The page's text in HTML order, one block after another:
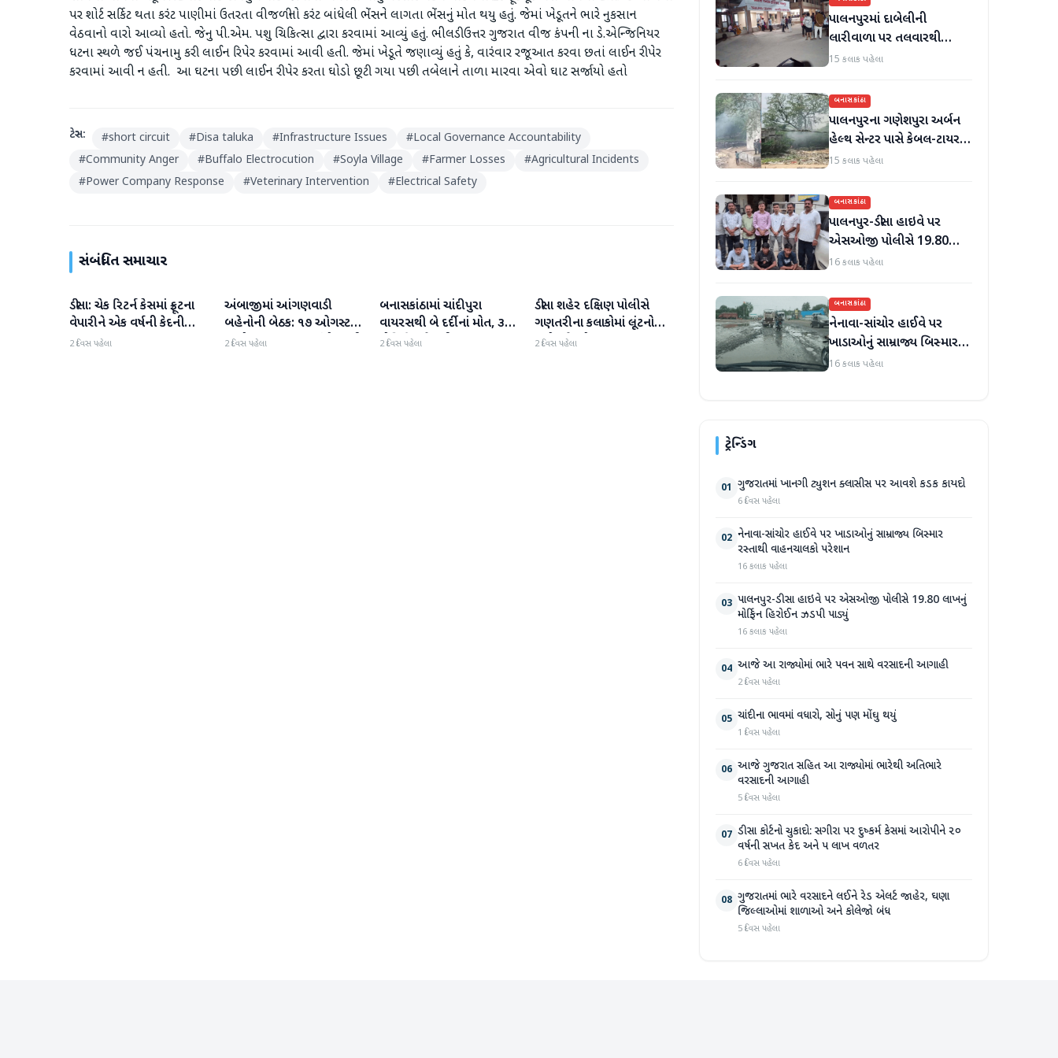
પર શોર્ટ સર્કિટ થતા કરંટ પાણીમાં ઉતરતા વીજળીનો કરંટ બાંધેલી ભેંસને લાગતા ભેંસનું મોત થયુ હતું. જેમાં ખેડૂતને ભારે નુકસાન
વેઠવાનો વારો આવ્યો હતો. જેનુ પી.એમ. પશુ ચિકિત્સા દ્વારા કરવામાં આવ્યું હતું. ભીલડી ઉત્તર ગુજરાત વીજ કંપની ના ડે.એન્જિનિયર
ધટના સ્થળે જઈ પંચનામુ કરી લાઈન રિપેર કરવામાં આવી હતી. જેમાં ખેડૂતે જણાવ્યું હતું કે, વારંવાર રજૂઆત કરવા છતાં લાઈન રીપેર
કરવામાં આવી ન હતી. આ ઘટના પછી લાઈન રીપેર કરતા ઘોડો છૂટી ગયા પછી તબેલાને તાળા મારવા એવો ઘાટ સર્જાયો હતો
ટેગ્સ: #short circuit #Disa taluka #Infrastructure Issues #Local Governance Accountability
#Community Anger #Buffalo Electrocution #Soyla Village #Farmer Losses #Agricultural Incidents
#Power Company Response #Veterinary Intervention #Electrical Safety
સંબંધિત સમાચાર
બનાસકાંઠા
ડીસા: ચેક રિટર્ન કેસમાં ફ્રૂટના
વેપારીને એક વર્ષની કેદની
સજા
2 દિવસ પહેલા
બનાસકાંઠા
અંબાજીમાં આંગણવાડી
બહેનોની બેઠક: ૧૭ ઓગસ્ટથી
અચોક્કસ મુદતના આંદોલનની
2 દિવસ પહેલા
બનાસકાંઠા
બનાસકાંઠામાં ચાંદીપુરા
વાયરસથી બે દર્દીનાં મોત, ૩
પોઝિટિવ કેસથી ફફડાટ
2 દિવસ પહેલા
બનાસકાંઠા
ડીસા શહેર દક્ષિણ પોલીસે
ગણતરીના કલાકોમાં લૂંટનો
ગુનો ઉકેલ્યો
2 દિવસ પહેલા
પાલનપુરમાં દાબેલીની
લારીવાળા પર તલવારથી
હુમલો: બે ઈજાગ્રસ્ત, આરોપી
15 કલાક પહેલા
બનાસકાંઠા
પાલનપુરના ગણેશપુરા અર્બન
હેલ્થ સેન્ટર પાસે કેબલ-ટાયર
સળગાવાતા ફેલાયેલા ધુમાડાથી
15 કલાક પહેલા
બનાસકાંઠા
પાલનપુર-ડીસા હાઇવે પર
એસઓજી પોલીસે 19.80
લાખનું મોર્ફિન હિરોઈન ઝડપી
16 કલાક પહેલા
બનાસકાંઠા
નેનાવા-સાંચોર હાઈવે પર
ખાડાઓનું સામ્રાજ્ય બિસ્માર
રસ્તાથી વાહનચાલકો પરેશાન
16 કલાક પહેલા
ટ્રેન્ડિંગ
01 ગુજરાતમાં ખાનગી ટ્યુશન ક્લાસીસ પર આવશે કડક કાયદો
6 દિવસ પહેલા
02 નેનાવા-સાંચોર હાઈવે પર ખાડાઓનું સામ્રાજ્ય બિસ્માર
રસ્તાથી વાહનચાલકો પરેશાન
16 કલાક પહેલા
03 પાલનપુર-ડીસા હાઇવે પર એસઓજી પોલીસે 19.80 લાખનું
મોર્ફિન હિરોઈન ઝડપી પાડ્યું
16 કલાક પહેલા
04 આજે આ રાજ્યોમાં ભારે પવન સાથે વરસાદની આગાહી
2 દિવસ પહેલા
05 ચાંદીના ભાવમાં વધારો, સોનું પણ મોંઘુ થયું
1 દિવસ પહેલા
06 આજે ગુજરાત સહિત આ રાજ્યોમાં ભારેથી અતિભારે
વરસાદની આગાહી
5 દિવસ પહેલા
07 ડીસા કોર્ટનો ચુકાદો: સગીરા પર દુષ્કર્મ કેસમાં આરોપીને ૨૦
વર્ષની સખત કેદ અને ૫ લાખ વળતર
6 દિવસ પહેલા
08 ગુજરાતમાં ભારે વરસાદને લઈને રેડ એલર્ટ જાહેર, ઘણા
જિલ્લાઓમાં શાળાઓ અને કોલેજો બંધ
5 દિવસ પહેલા